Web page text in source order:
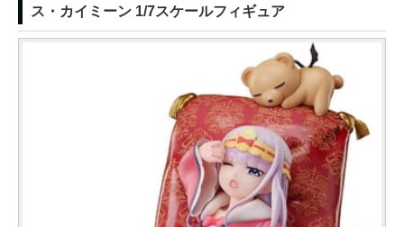
ス・カイミーン 1/7スケールフィギュア